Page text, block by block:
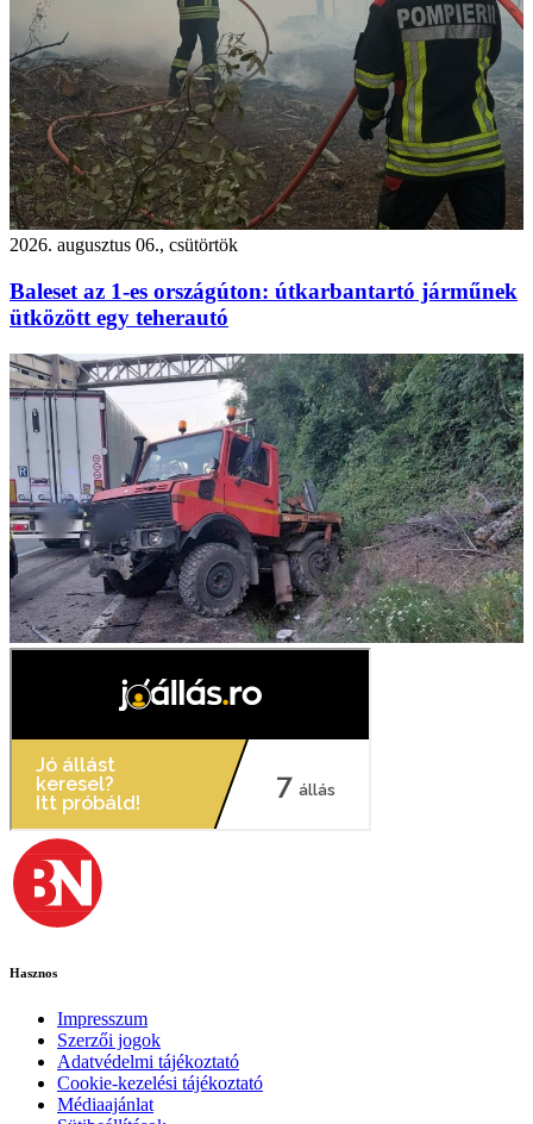
2026. augusztus 06., csütörtök
Baleset az 1-es országúton: útkarbantartó járműnek
ütközött egy teherautó
Hasznos
Impresszum
Szerzői jogok
Adatvédelmi tájékoztató
Cookie-kezelési tájékoztató
Médiaajánlat